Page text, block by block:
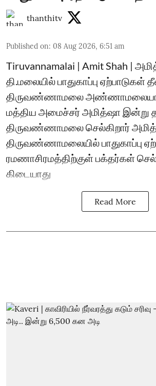
thanthitv
Published on: 08 Aug 2026, 6:51 am
Tiruvannamalai | Amit Shah |
தி.மலையில் பாதுகாப்பு ஏற்பாடுகள்
திருவண்ணாமலை
மத்திய அமைச்சர் அமித்ஷா இன்று
திருவண்ணாமலை செல்கிறார்
திருவண்ணாமலையில் பாதுகாப்பு
ரமணாசிரமத்திற்குள் பக்தர்கள்
கிடையாது
Read More